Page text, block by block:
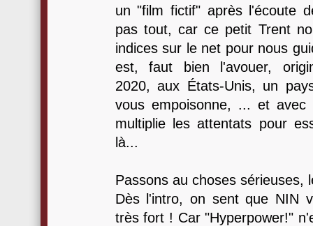
un "film fictif" après l'écoute
pas tout, car ce petit Trent
indices sur le net pour nous
est, faut bien l'avouer,
2020, aux États-Unis, un
vous empoisonne, ... et avec
multiplie les attentats pour
là...
Passons au choses sérieuses,
Dès l'intro, on sent que NIN
très fort ! Car "Hyperpower!"